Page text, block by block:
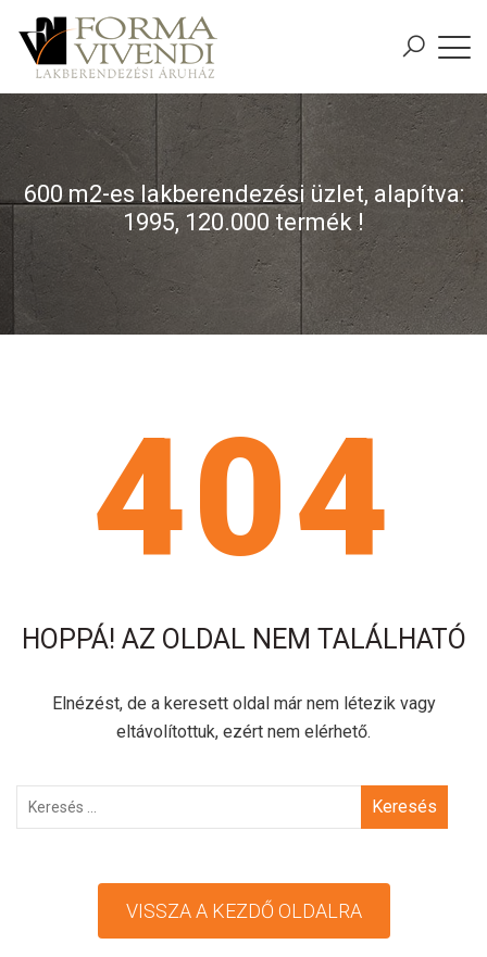
600 m2-es lakberendezési üzlet, alapítva:
1995, 120.000 termék !
404
HOPPÁ! AZ OLDAL NEM TALÁLHATÓ
Elnézést, de a keresett oldal már nem létezik vagy
eltávolítottuk, ezért nem elérhető.
Keresés
VISSZA A KEZDŐ OLDALRA